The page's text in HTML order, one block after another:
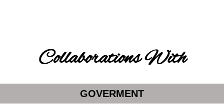
Collaborations With
GOVERMENT